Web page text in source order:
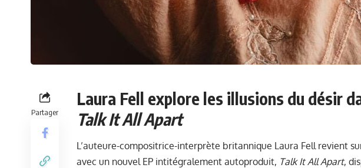
Partager
Laura Fell explore les illusions du désir
Talk It All Apart
L’auteure-compositrice-interprète britannique Laura Fell revient
avec un nouvel EP intitégralement autoproduit, Talk It All Apart,